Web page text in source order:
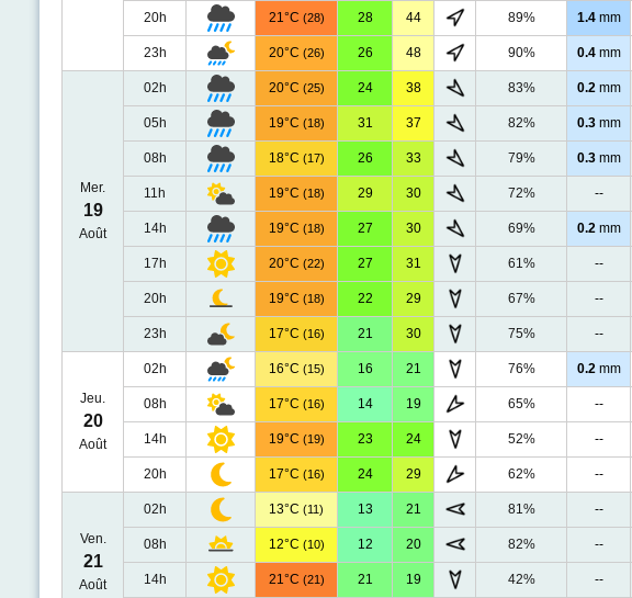
20h 21°C (28) 28 44 89% 1.4mm
23h 20°C (26) 26 48 90% 0.4mm
Mer.
19
Août
02h 20°C (25) 24 38 83% 0.2mm
05h 19°C (18) 31 37 82% 0.3mm
08h 18°C (17) 26 33 79% 0.3mm
11h 19°C (18) 29 30 72% --
14h 19°C (18) 27 30 69% 0.2mm
17h 20°C (22) 27 31 61% --
20h 19°C (18) 22 29 67% --
23h 17°C (16) 21 30 75% --
Jeu.
20
Août
02h 16°C (15) 16 21 76% 0.2mm
08h 17°C (16) 14 19 65% --
14h 19°C (19) 23 24 52% --
20h 17°C (16) 24 29 62% --
Ven.
21
Août
02h 13°C (11) 13 21 81% --
08h 12°C (10) 12 20 82% --
14h 21°C (21) 21 19 42% --